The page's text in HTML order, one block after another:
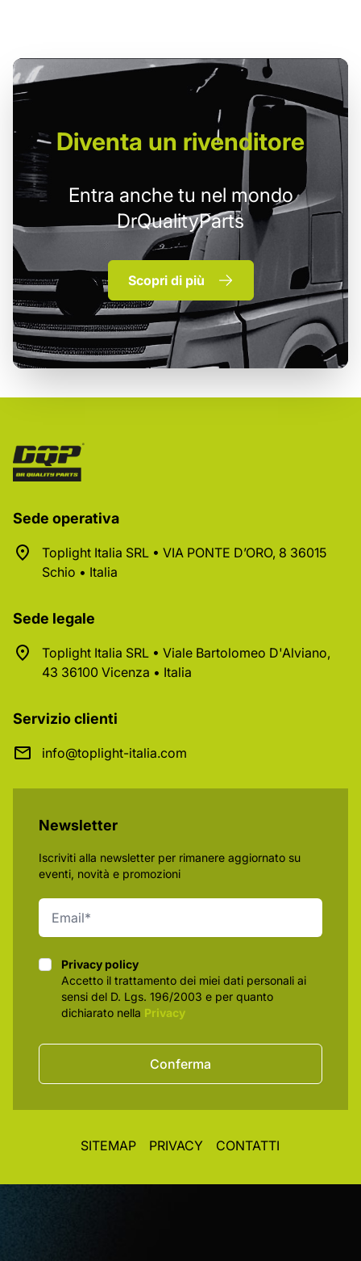
Diventa un rivenditore
Entra anche tu nel mondo
DrQualityParts
Scopri di più
Sede operativa
Toplight Italia SRL • VIA PONTE D’ORO, 8 36015
Schio • Italia
Sede legale
Toplight Italia SRL • Viale Bartolomeo D'Alviano,
43 36100 Vicenza • Italia
Servizio clienti
info@toplight-italia.com
Newsletter
Iscriviti alla newsletter per rimanere aggiornato su
eventi, novità e promozioni
Privacy policy
Privacy policy
Accetto il trattamento dei miei dati personali ai
sensi del D. Lgs. 196/2003 e per quanto
dichiarato nella Privacy
Conferma
SITEMAP PRIVACY CONTATTI